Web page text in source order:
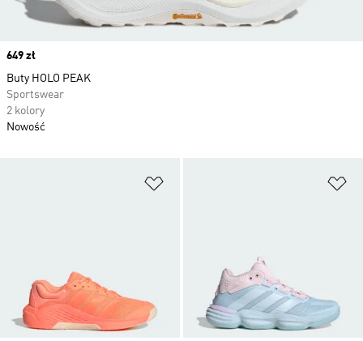
Price
649 zł
Buty HOLO PEAK
Sportswear
2 kolory
Nowość